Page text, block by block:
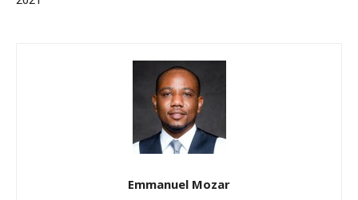
Emmanuel Mozar